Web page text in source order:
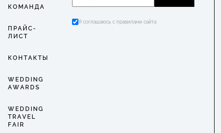
КОМАНДА
ПРАЙС-
ЛИСТ
КОНТАКТЫ
WEDDING
AWARDS
WEDDING
TRAVEL
FAIR
Я соглашаюсь с правилами сайта